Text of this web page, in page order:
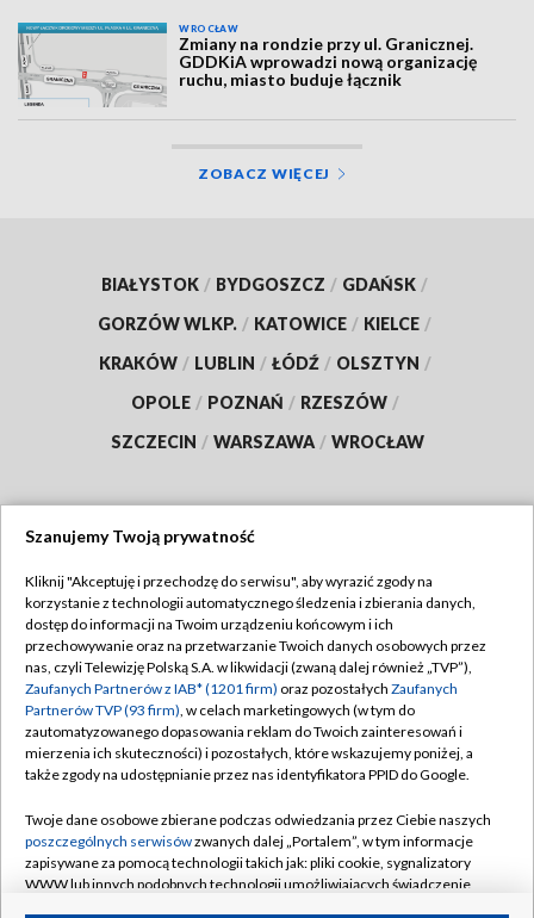
WROCŁAW
Zmiany na rondzie przy ul. Granicznej.
GDDKiA wprowadzi nową organizację
ruchu, miasto buduje łącznik
ZOBACZ WIĘCEJ
BIAŁYSTOK / BYDGOSZCZ / GDAŃSK /
GORZÓW WLKP. / KATOWICE / KIELCE /
KRAKÓW / LUBLIN / ŁÓDŹ / OLSZTYN /
OPOLE / POZNAŃ / RZESZÓW /
SZCZECIN / WARSZAWA / WROCŁAW
TVP
Abonament TVP
Emisja w TVP
Centrum informacji TVP
Naziemna Telewizja Cyfrowa
Rada Programowa
System NOS
Regulamin TVP
Polityka prywatności
Moje zgody
Pomoc
Kontakt
Szanujemy Twoją prywatność
Kliknij "Akceptuję i przechodzę do serwisu", aby wyrazić zgody na
korzystanie z technologii automatycznego śledzenia i zbierania danych,
dostęp do informacji na Twoim urządzeniu końcowym i ich
przechowywanie oraz na przetwarzanie Twoich danych osobowych przez
nas, czyli Telewizję Polską S.A. w likwidacji (zwaną dalej również „TVP”),
Zaufanych Partnerów z IAB* (1201 firm) oraz pozostałych Zaufanych
Partnerów TVP (93 firm), w celach marketingowych (w tym do
zautomatyzowanego dopasowania reklam do Twoich zainteresowań i
mierzenia ich skuteczności) i pozostałych, które wskazujemy poniżej, a
także zgody na udostępnianie przez nas identyfikatora PPID do Google.
Twoje dane osobowe zbierane podczas odwiedzania przez Ciebie naszych
poszczególnych serwisówzwanych dalej „Portalem”, w tym informacje
zapisywane za pomocą technologii takich jak: pliki cookie, sygnalizatory
WWW lub innych podobnych technologii umożliwiających świadczenie